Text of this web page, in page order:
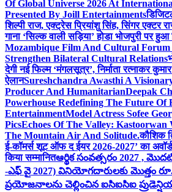
Of Global Universe 2026 At
Presented By Joill Entertainments
शिल्पी राज, एक्ट्रेस प्रियांशु सिंह, सिंगर एक्टर
गाना ‘सिल्क वाली सड़िया’ होडा भोजपुरी पर हुआ
Mozambique Film And Cultural Forum
Strengthen Bilateral Cultural Relations
देगी नई फिल्म ‘मंगलसूत्र’, निर्माता रत्नाकर
ऐलानSureshchandra Awasthi A
Producer And HumanitarianDeepak
Powerhouse Redefining The Future Of
EntertainmentModel Actress Sofee
PicsEchoes Of The Valley: Kastoorwan
The Mountain Air And Solitude.कौशिक
ई-कॉमर्स शूट ऑफ द ईयर 2026-2027’ का
किया सम्मानितఆర్థిక సంవత్సరం 2027 ,
-ఎఫ్ వై 2027) వినియోగదారులకు మొత్తం రూ.
ప్రయోజనాలను చెల్లించిన ఐసిఐసిఐ